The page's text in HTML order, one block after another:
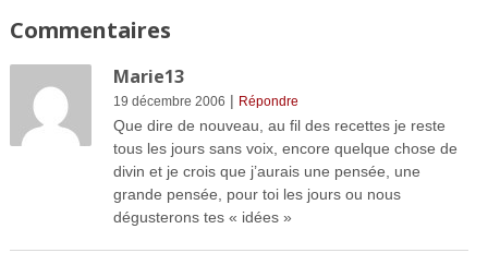
Commentaires
Marie13
19 décembre 2006 | Répondre
Que dire de nouveau, au fil des recettes je reste
tous les jours sans voix, encore quelque chose de
divin et je crois que j’aurais une pensée, une
grande pensée, pour toi les jours ou nous
dégusterons tes « idées »